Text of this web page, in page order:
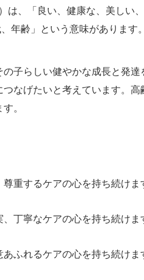
は、「良い、健康な、美しい
年齢」という意味があります。
子らしい健やかな成長と発
なげたいと考えています。
。
重するケアの心を持ち続けま
丁寧なケアの心を持ち続けま
ふれるケアの心を持ち続けま